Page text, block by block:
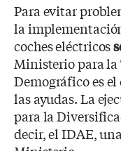
Para evitar
la
coches eléctricos
Ministerio para la
Demográfico es
las ayudas. La
para la
decir, el IDAE,